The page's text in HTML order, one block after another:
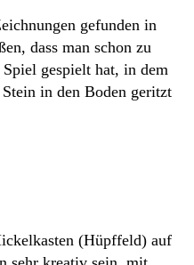
gefunden in
dass man schon zu
gespielt hat, in dem
in den Boden geritzt
(Hüpffeld) auf